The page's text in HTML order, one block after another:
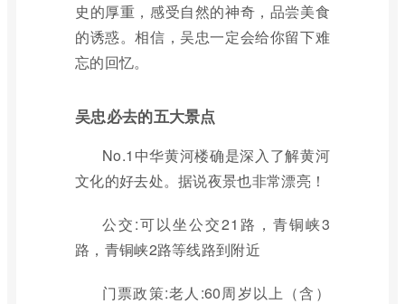
史的厚重，感受自然的神奇，品尝美食
的诱惑。相信，吴忠一定会给你留下难
忘的回忆。
吴忠必去的五大景点
No.1中华黄河楼确是深入了解黄河
文化的好去处。据说夜景也非常漂亮！
公交:可以坐公交21路，青铜峡3
路，青铜峡2路等线路到附近
门票政策:老人:60周岁以上（含）